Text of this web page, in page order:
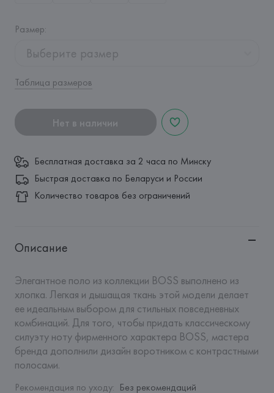
Размер:
Выберите размер
Таблица размеров
Нет в наличии
Бесплатная доставка за 2 часа по Минску
Быстрая доставка по Беларуси и России
Количество товаров без ограничений
Описание
Элегантное поло из коллекции BOSS выполнено из
хлопка. Легкая и дышащая ткань этой модели делает
ее идеальным выбором для стильных повседневных
комбинаций. Для того, чтобы придать классическому
силуэту ноту фирменного характера BOSS, мастера
бренда дополнили дизайн воротником с контрастными
полосами.
Рекомендация по уходу: Без рекомендаций